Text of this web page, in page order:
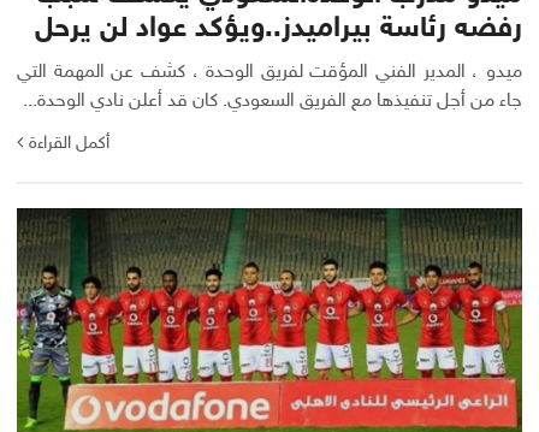
رفضه رئاسة بيراميدز..ويؤكد عواد لن يرحل
ميدو ، المدير الفني المؤقت لفريق الوحدة ، كشف عن المهمة التي
جاء من أجل تنفيذها مع الفريق السعودي. كان قد أعلن نادي الوحدة...
أكمل القراءة